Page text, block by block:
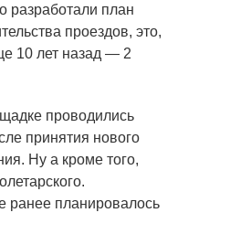
разработали план
проездов, это,
10 лет назад — 2
проводились
принятия нового
Ну а кроме того,
ранее планировалось